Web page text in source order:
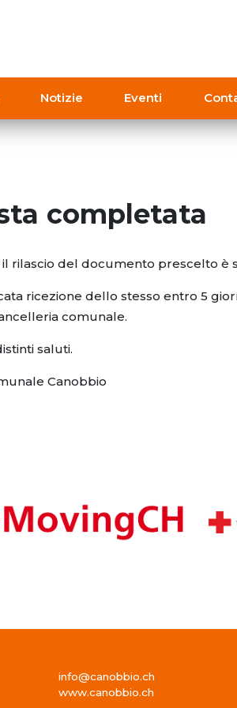
Notizie Eventi
completata
rilascio del documento prescelto è
ricezione dello stesso entro 5
comunale.
saluti.
Canobbio
info@canobbio.ch
www.canobbio.ch